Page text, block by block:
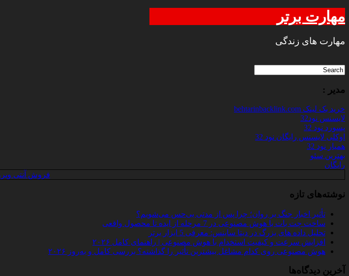
مهارت برتر
مهارت های زندگی
مدیر :
خرید بک لینک behtarinbacklink.com
لایسنس نود32
پسورد نود 32
اوکلی لایسنس رایگان نود 32
همیار نود 32
بهترین سئو
رایگان
فروش آنتی
نوشته‌های تازه
تأثیر اخبار جنگ بر روان؛ چرا پس از مدتی بی‌حس می‌شویم؟
ساخت چت‌ بات با هوش مصنوعی در 7 مرحله از ایده تا محصول واقعی
تحلیل داده‌ های بزرگ در دیتا ساینس: معرفی 5 ابزار برتر
افزایش سرعت و کیفیت استخدام با هوش مصنوعی | راهنمای کامل ۲۰۲۶
هوش مصنوعی روی کدام مشاغل بیشترین تأثیر را گذاشته؟ بررسی کامل و به‌روز ۲۰۲۶
آخرین دیدگاه‌ها